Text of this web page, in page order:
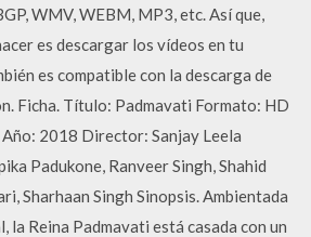
WMV, WEBM, MP3, etc. Así que,
es descargar los vídeos en tu
es compatible con la descarga de
Ficha. Título: Padmavati Formato: HD
2018 Director: Sanjay Leela
Padukone, Ranveer Singh, Shahid
Sharhaan Singh Sinopsis. Ambientada
la Reina Padmavati está casada con un